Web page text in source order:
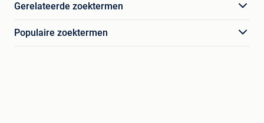
Gerelateerde zoektermen
Populaire zoektermen